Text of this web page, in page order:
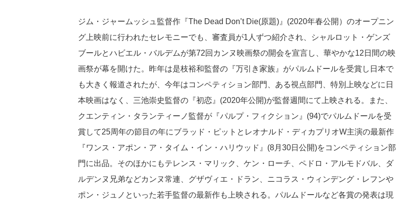
ジム・ジャームッシュ監督作『The Dead Don’t Die(原題)』(2020年春公開）のオープニン
グ上映前に行われたセレモニーでも、審査員が1人ずつ紹介され、シャルロット・ゲンズ
ブールとハビエル・バルデムが第72回カンヌ映画祭の開会を宣言し、華やかな12日間の映
画祭が幕を開けた。昨年は是枝裕和監督の『万引き家族』がパルムドールを受賞し日本で
も大きく報道されたが、今年はコンペティション部門、ある視点部門、特別上映などに日
本映画はなく、三池崇史監督の『初恋』(2020年公開)が監督週間にて上映される。また、
クエンティン・タランティーノ監督が『パルプ・フィクション』(94)でパルムドールを受
賞して25周年の節目の年にブラッド・ピットとレオナルド・ディカプリオW主演の最新作
『ワンス・アポン・ア・タイム・イン・ハリウッド』(8月30日公開)をコンペティション部
門に出品。そのほかにもテレンス・マリック、ケン・ローチ、ペドロ・アルモドバル、ダ
ルデンヌ兄弟などカンヌ常連、グザヴィエ・ドラン、ニコラス・ウィンデング・レフンや
ポン・ジュノといった若手監督の最新作も上映される。パルムドールなど各賞の発表は現